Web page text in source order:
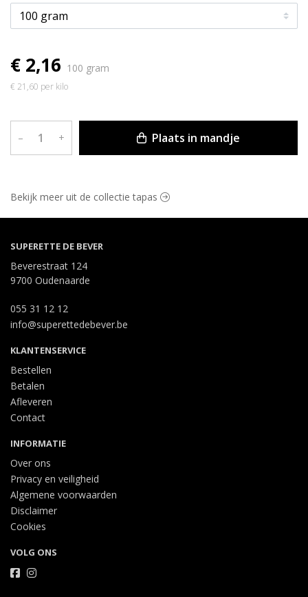
€ 2,16 100 gram
€ 21,60 per kilo
– + Plaats in mandje
Bekijk meer uit de collectie tapas
SUPERETTE DE BEVER
Beverestraat 124
9700 Oudenaarde
055 31 12 12
info@superettedebever.be
KLANTENSERVICE
Bestellen
Betalen
Afleveren
Contact
INFORMATIE
Over ons
Privacy en veiligheid
Algemene voorwaarden
Disclaimer
Cookies
VOLG ONS